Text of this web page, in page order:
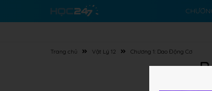
Trang chủ Vật Lý 12 Chương 1: Dao Động Cơ